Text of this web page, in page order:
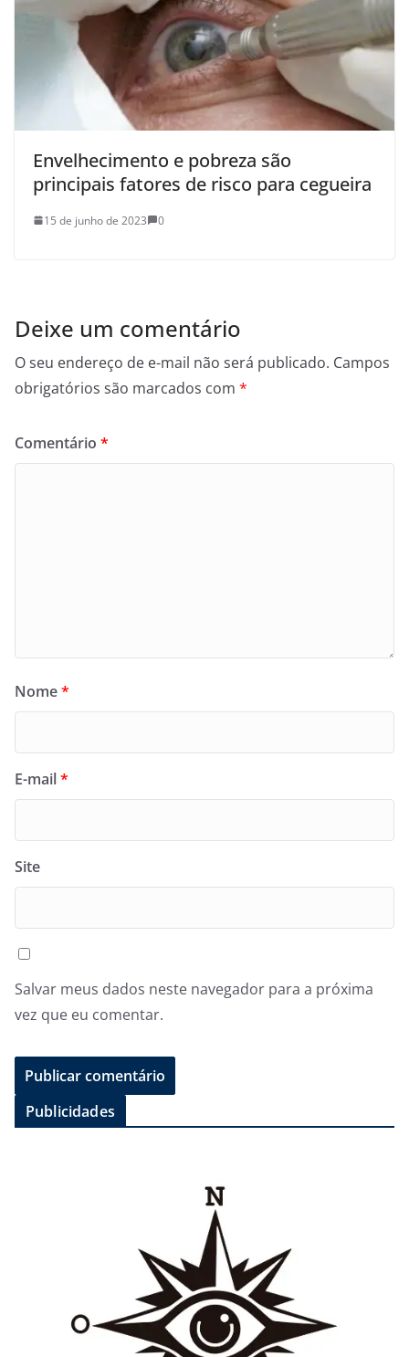
Envelhecimento e pobreza são
principais fatores de risco para cegueira
15 de junho de 2023 0
Deixe um comentário
O seu endereço de e-mail não será publicado. Campos
obrigatórios são marcados com *
Comentário *
Nome*
E-mail*
Site
Salvar meus dados neste navegador para a próxima
vez que eu comentar.
Publicidades